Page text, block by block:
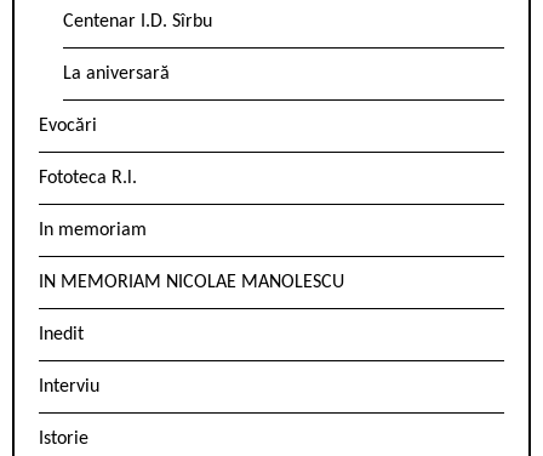
Centenar I.D. Sîrbu
La aniversară
Evocări
Fototeca R.l.
In memoriam
IN MEMORIAM NICOLAE MANOLESCU
Inedit
Interviu
Istorie